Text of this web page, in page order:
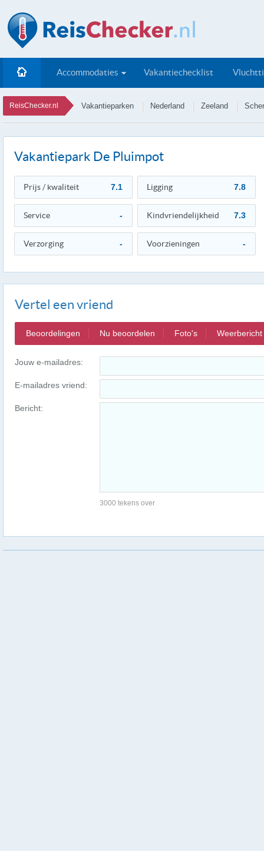
Accommodaties Vakantiechecklist
ReisChecker.nl Vakantieparken Nederland Zeeland
Vakantiepark De Pluimpot
Prijs / kwaliteit 7.1 Ligging 7.8
Service - Kindvriendelijkheid 7.3
Verzorging - Voorzieningen -
Vertel een vriend
Beoordelingen Nu beoordelen Foto's Weerbericht
Jouw e-mailadres:
E-mailadres vriend:
Bericht:
3000 tekens over